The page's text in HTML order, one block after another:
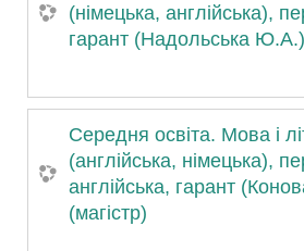
(німецька, англійська),
гарант (Надольська
Середня освіта. Мова і
(англійська, німецька),
англійська, гарант
(магістр)